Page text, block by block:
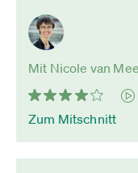
Mit Nicole van
Zum Mitschnitt